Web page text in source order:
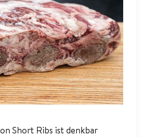
Short Ribs ist denkbar